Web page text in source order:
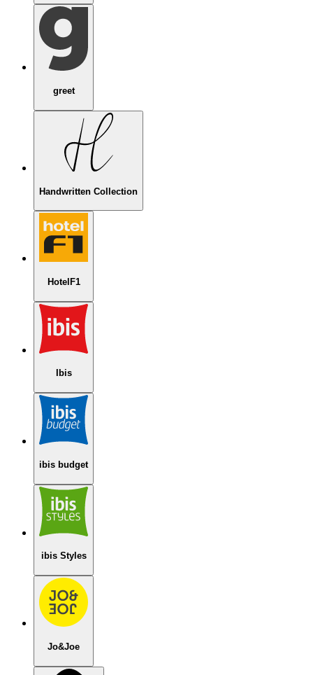
greet
Handwritten Collection
HotelF1
Ibis
ibis budget
ibis Styles
Jo&Joe